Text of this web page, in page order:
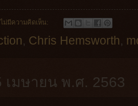
ไม่มีความคิดเห็น:
, Chris Hemsworth,
เมษายน พ.ศ. 2563